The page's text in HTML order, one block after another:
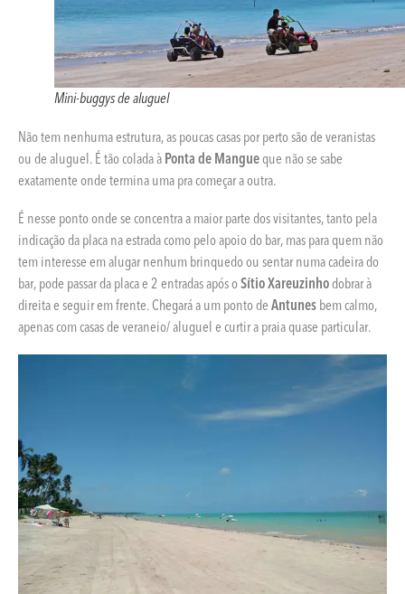
Mini-buggys de aluguel
Não tem nenhuma estrutura, as poucas casas por perto são de veranistas
ou de aluguel. É tão colada à Ponta de Mangueque não se sabe
exatamente onde termina uma pra começar a outra.
É nesse ponto onde se concentra a maior parte dos visitantes, tanto pela
indicação da placa na estrada como pelo apoio do bar, mas para quem não
tem interesse em alugar nenhum brinquedo ou sentar numa cadeira do
bar, pode passar da placa e 2 entradas após oSítio Xareuzinhodobrar à
direita e seguir em frente. Chegará a um ponto de Antunes bem calmo,
apenas com casas de veraneio/ aluguel e curtir a praia quase particular.